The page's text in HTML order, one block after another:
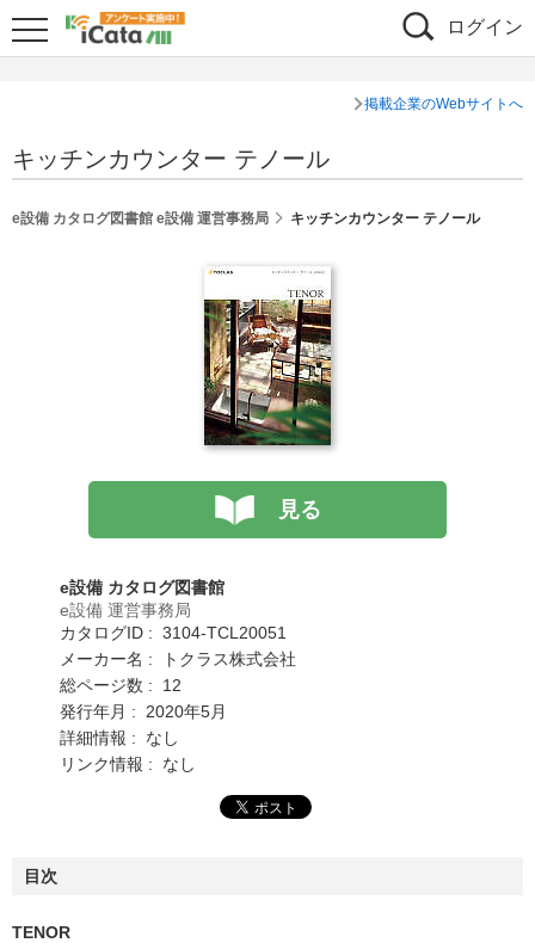
ログイン
掲載企業のWebサイトへ
キッチンカウンター テノール
e設備 カタログ図書館 e設備 運営事務局 キッチンカウンター テノール
見る
e設備 カタログ図書館
e設備 運営事務局
カタログID : 3104-TCL20051
メーカー名 : トクラス株式会社
総ページ数 : 12
発行年月 : 2020年5月
詳細情報 : なし
リンク情報 : なし
目次
TENOR